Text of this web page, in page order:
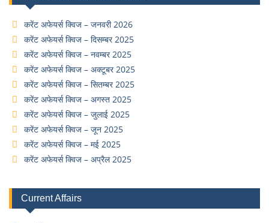
करेंट अफेयर्स क्विज – जनवरी 2026
करेंट अफेयर्स क्विज – दिसम्बर 2025
करेंट अफेयर्स क्विज – नवम्बर 2025
करेंट अफेयर्स क्विज – अक्टूबर 2025
करेंट अफेयर्स क्विज – सितम्बर 2025
करेंट अफेयर्स क्विज – अगस्त 2025
करेंट अफेयर्स क्विज – जुलाई 2025
करेंट अफेयर्स क्विज – जून 2025
करेंट अफेयर्स क्विज – मई 2025
करेंट अफेयर्स क्विज – अप्रैल 2025
Current Affairs